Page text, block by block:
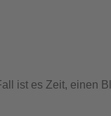
ist es Zeit, einen